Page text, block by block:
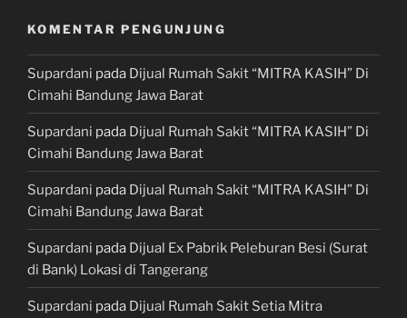
KOMENTAR PENGUNJUNG
Supardani pada Dijual Rumah Sakit “MITRA KASIH” Di
Cimahi Bandung Jawa Barat
Supardani pada Dijual Rumah Sakit “MITRA KASIH” Di
Cimahi Bandung Jawa Barat
Supardani pada Dijual Rumah Sakit “MITRA KASIH” Di
Cimahi Bandung Jawa Barat
Supardani pada Dijual Ex Pabrik Peleburan Besi (Surat
di Bank) Lokasi di Tangerang
Supardani pada Dijual Rumah Sakit Setia Mitra